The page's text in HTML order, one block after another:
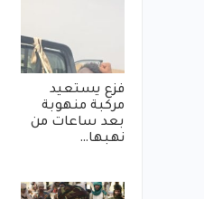
فزع يستعيد
مركبة منهوبة
بعد ساعات من
نهبها…